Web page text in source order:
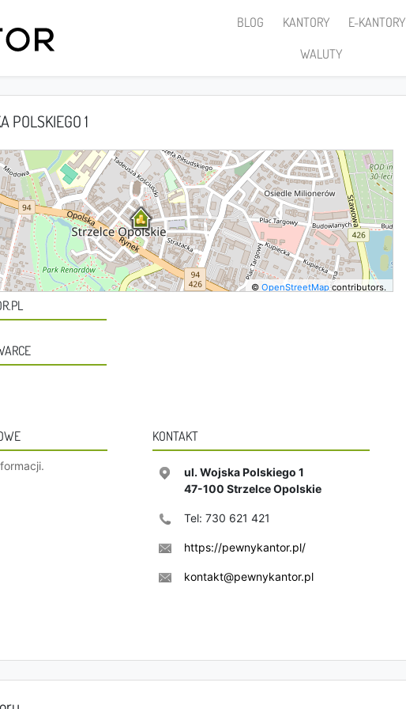
BLOG KANTORY
E-KANTORY
WALUTY
POLSKIEGO 1
©OpenStreetMapcontributors.
KONTAKT
ul. Wojska Polskiego 1
47-100 Strzelce Opolskie
Tel: 730 621 421
https://pewnykantor.pl/
kontakt@pewnykantor.pl